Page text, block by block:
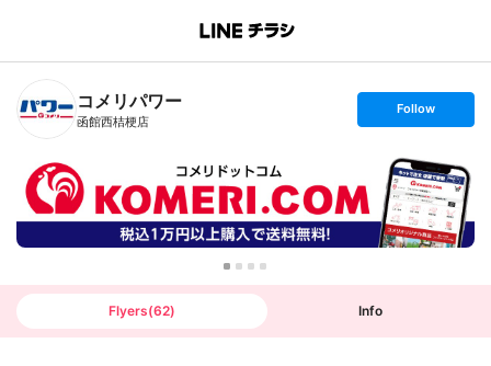
B
n
c
h
T
コメリパワー
函館西桔梗店
s
t
o
l
l
o
w
Follow
Flyers(62) Info